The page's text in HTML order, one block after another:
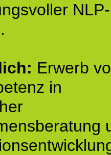
NLP-
Erwerb
in